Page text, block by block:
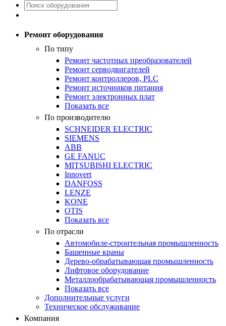
Ремонт оборудования
По типу
Ремонт частотных преобразователей
Ремонт серводвигателей
Ремонт контроллеров, PLC
Ремонт источников питания
Ремонт электронных плат
Показать все
По производителю
SCHNEIDER ELECTRIC
SIEMENS
ABB
GE FANUC
MITSUBISHI ELECTRIC
Innovert
DANFOSS
LENZE
KONE
OTIS
Показать все
По отрасли
Автомобиле-строительная промышленность
Башенные краны
Дерево-обрабатывающая промышленность
Лифтовое оборудование
Металлообрабатывающая промышленность
Показать все
Дополнительные услуги
Техническое обслуживание
Компания